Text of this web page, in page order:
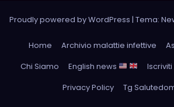
Proudly powered by WordPress | Tema:
Home Archivio malattie infettive
Chi Siamo
English news
Privacy Policy
Tg